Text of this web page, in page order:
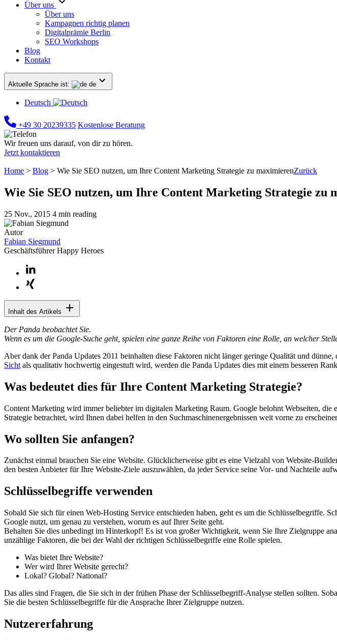
Über uns
Über uns
Kampagnen richtig planen
Digitalprämie Berlin
SEO Workshops
Blog
Kontakt
Aktuelle Sprache ist: de
Deutsch
+49 30 20239335 Kostenlose Beratung
Wir freuen uns darauf, von dir zu hören.
Jetzt kontaktieren
Home > Blog > Wie Sie SEO nutzen, um Ihre Content Marketing Strategie zu maximierenZurück
Wie Sie SEO nutzen, um Ihre Content Marketing Strategie zu
25 Nov., 2015 4 min reading
Autor
Fabian Siegmund
Geschäftsführer Happy Heroes
Inhalt des Artikels
Der Panda beobachtet Sie.
Wenn es um die Google-Suche geht, spielen eine ganze Reihe von Faktoren eine Rolle, an welcher
Aber dank der Panda Updates 2011 beinhalten diese Faktoren nicht länger geringe Qualität und
Sicht als qualitativ hochwertig eingestuft wird, werden die Panda Updates dies mit einem besseren
Was bedeutet dies für Ihre Content Marketing Strategie?
Content Marketing wird immer beliebter im digitalen Marketing Raum. Google belohnt Webseiten,
Strategie betrachtet, wird Ihnen dabei helfen in den Suchmaschinenergebnissen weit vorne zu
Wo sollten Sie anfangen?
Zunächst einmal brauchen Sie eine Website. Glücklicherweise gibt es eine Vielzahl von Website-
den besten Anbieter für Ihre Website-Ziele auszuwählen, da jeder Service seine Vor- und Nachteile
Schlüsselbegriffe verwenden
Sobald Sie sich für einen Web-Hosting Service entschieden haben, geht es um die Schlüsselbegriffe.
Google nutzt, um genau zu verstehen, worum es auf Ihrer Seite geht.
Behalten Sie dies unbedingt im Hinterkopf! Es ist von großer Wichtigkeit, wenn Sie Ihre Zielgruppe
unzählige Faktoren, die bei der Wahl der richtigen Schlüsselbegriffe eine Rolle spielen.
Was bietet Ihre Website?
Wer wird Ihrer Website gerecht?
Lokal? Global? National?
Das alles sind Fragen, die Sie sich in der frühen Phase der Schlüsselbegriff-Analyse stellen sollten.
Sie die besten Schlüsselbegriffe für die Ansprache Ihrer Zielgruppe nutzen.
Nutzererfahrung